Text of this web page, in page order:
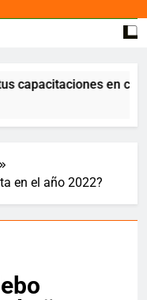
capacitaciones en
en el año 2022?